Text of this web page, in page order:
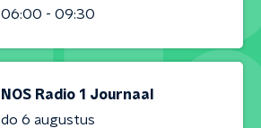
06:00 - 09:30
NOS Radio 1 Journaal
do 6 augustus